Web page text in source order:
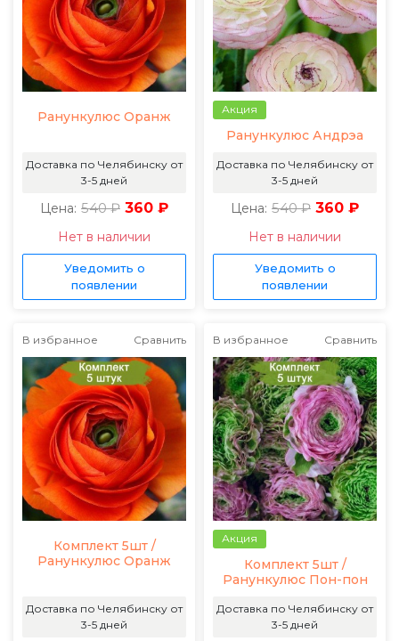
Ранункулюс Оранж
Доставка по Челябинску от
3-5 дней
Цена: 540 ₽ 360 ₽
Нет в наличии
Уведомить о
появлении
Акция
Ранункулюс Андрэа
Доставка по Челябинску от
3-5 дней
Цена: 540 ₽ 360 ₽
Нет в наличии
Уведомить о
появлении
В избранное Сравнить
Комплект 5шт /
Ранункулюс Оранж
Доставка по Челябинску от
3-5 дней
В избранное Сравнить
Акция
Комплект 5шт /
Ранункулюс Пон-пон
Доставка по Челябинску от
3-5 дней